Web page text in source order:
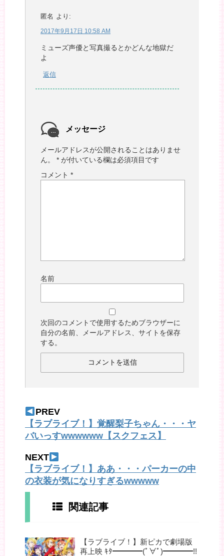
匿名 より:
2017年9月17日 10:58 AM
ミューズ声優と写真撮るとかどんな地獄だ
よ
返信
メッセージ
メールアドレスが公開されることはありませ
ん。
* が付いている欄は必須項目です
コメント *
名前
次回のコメントで使用するためブラウザーに
自分の名前、メールアドレス、サイトを保存
する。
PREV
【ラブライブ！】覚醒梨子ちゃん・・・ヤ
バいっすwwwwww【スクフェス】
NEXT
【ラブライブ！】ああ・・・パーカーの中
の衣装が気になりすぎるwwwww
関連記事
【ラブライブ！】新ピカで劇場版
再上映 ｷﾀ━━━━(ﾟ∀ﾟ)━━━━!!